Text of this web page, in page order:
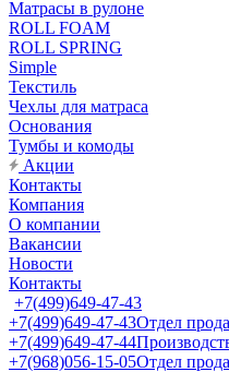
Матрасы в рулоне
ROLL FOAM
ROLL SPRING
Simple
Текстиль
Чехлы для матраса
Основания
Тумбы и комоды
Акции
Контакты
Компания
О компании
Вакансии
Новости
Контакты
+7(499)649-47-43
+7(499)649-47-43Отдел
+7(499)649-47-44
+7(968)056-15-05Отдел